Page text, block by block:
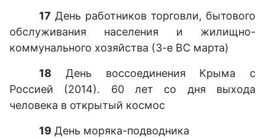
17 День работников торговли, бытового
обслуживания населения и жилищно-
коммунального хозяйства (3-е ВС марта)
18 День воссоединения Крыма с
Россией (2014). 60 лет со дня выхода
человека в открытый космос
19 День моряка-подводника